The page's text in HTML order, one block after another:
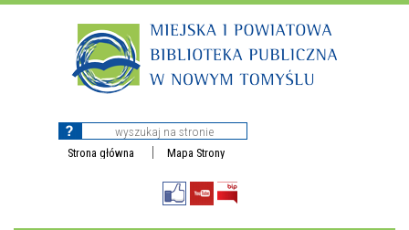
Strona główna Mapa Strony